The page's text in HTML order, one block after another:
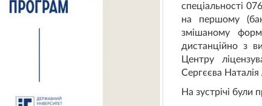
спеціальності
на першому
змішаному
дистанційно з
Центру
Сергєєва Наталія
На зустрічі були